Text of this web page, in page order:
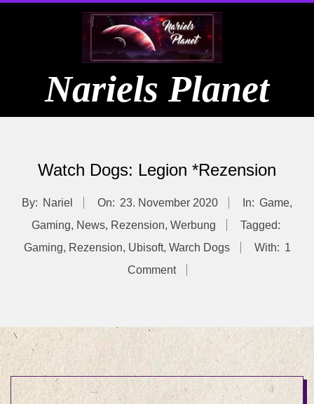
Nariels Planet
Watch Dogs: Legion *Rezension
By: Nariel On: 23. November 2020 In: Game,
Gaming, News, Rezension, Werbung
Tagged:
Gaming, Rezension, Ubisoft, Warch Dogs With: 1
Comment